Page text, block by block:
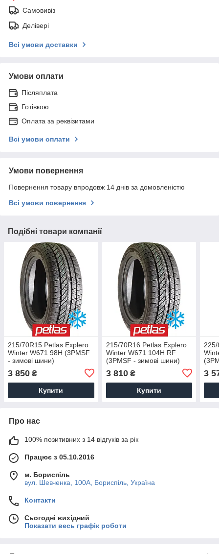
Самовивіз
Делівері
Всі умови доставки
Умови оплати
Післяплата
Готівкою
Оплата за реквізитами
Всі умови оплати
Умови повернення
Повернення товару впродовж 14 днів за домовленістю
Всі умови повернення
Подібні товари компанії
215/70R15 Petlas Explero
Winter W671 98H (3PMSF
- зимові шини)
3 850 ₴
Купити
215/70R16 Petlas Explero
Winter W671 104H RF
(3PMSF - зимові шини)
3 810₴
Купити
3
Про нас
100% позитивних з 14 відгуків за рік
Працює з 05.10.2016
м. Бориспіль
вул. Шевченка, 100А, Бориспіль, Україна
Контакти
Сьогодні вихідний
Показати весь графік роботи